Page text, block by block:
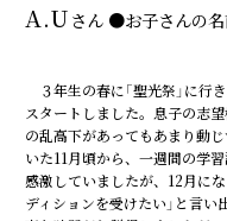
A.U さん ●お子さんの
３年生の春に「聖光祭」に行
スタートしました。息子の志
の乱高下があってもあまり動
いた11月頃から、一週間の学
感激していましたが、12月に
ディションを受けたい」と言